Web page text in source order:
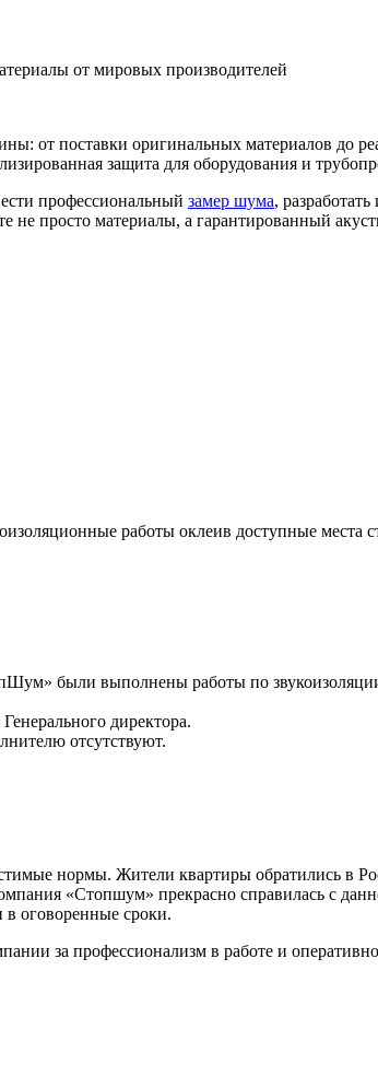
от мировых производителей
от поставки оригинальных материалов до
защита для оборудования и
профессиональный замер шума,
просто материалы, а гарантированный
работы оклеив доступные
были выполнены работы по
директора.
отсутствуют.
нормы. Жители квартиры обратились в
«Стопшум» прекрасно справилась с
в оговоренные сроки.
за профессионализм в работе и